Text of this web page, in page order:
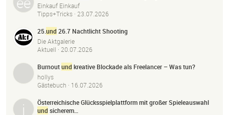
Einkauf Einkauf
Tipps+Tricks · 23.07.2026
25.und 26.7 Nachtlicht Shooting
Die Aktgalerie
Aktuell · 20.07.2026
Burnoutund kreative Blockade als Freelancer – Was tun?
hollys
Gästebuch · 16.07.2026
Österreichische Glücksspielplattform mit großer Spieleauswahl
und sicherem…